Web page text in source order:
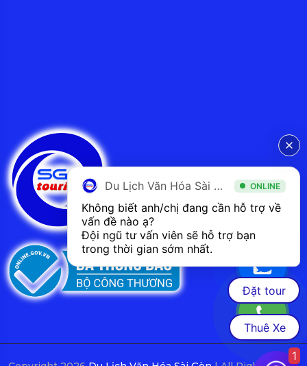
Du Lịch Văn Hóa Sài Gòn ONLINE
Không biết anh/chị đang cần hỗ trợ về
vấn đề nào ạ?
Đội ngũ tư vấn viên sẽ hỗ trợ bạn
trong thời gian sớm nhất.
Đặt tour
Thuê Xe
1